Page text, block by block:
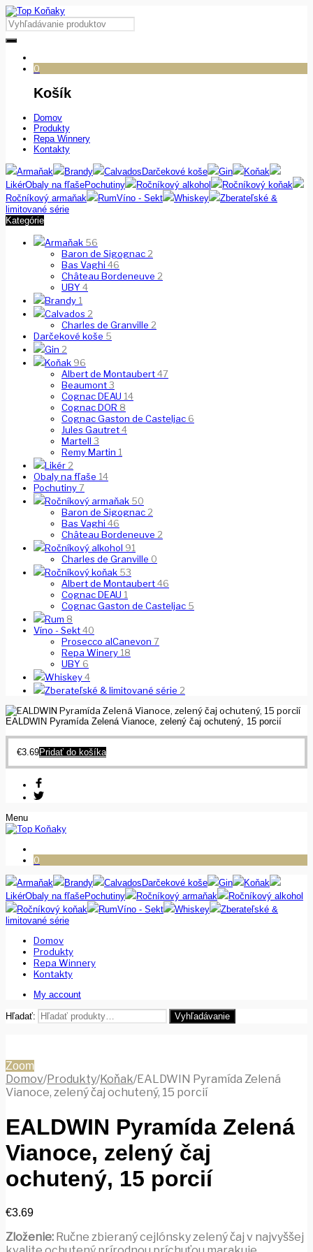
0
Košík
Domov
Produkty
Repa Winnery
Kontakty
Armaňak Brandy Calvados Darčekové koše Gin
Koňak
LikérObaly na fľašePochutiny Ročníkový alkohol
Ročníkový koňak
Ročníkový armaňak
RumVíno - Sekt Whiskey
Zberateľské &
limitované série
Kategórie
Armaňak 56
Baron de Sigognac2
Bas Vaghi 46
Château Bordeneuve 2
UBY 4
Brandy 1
Calvados 2
Charles de Granville 2
Darčekové koše 5
Gin 2
Koňak 96
Albert de Montaubert47
Beaumont3
Cognac DEAU 14
Cognac DOR 8
Cognac Gaston de Casteljac 6
Jules Gautret4
Martell 3
Remy Martin 1
Likér2
Obaly na fľaše 14
Pochutiny7
Ročníkový armaňak 50
Baron de Sigognac2
Bas Vaghi 46
Château Bordeneuve 2
Ročníkový alkohol 91
Charles de Granville 0
Ročníkový koňak 53
Albert de Montaubert46
Cognac DEAU 1
Cognac Gaston de Casteljac 5
Rum 8
Víno - Sekt40
Prosecco alCanevon 7
Repa Winery 18
UBY 6
Whiskey4
Zberateľské & limitované série 2
EALDWIN Pyramída Zelená Vianoce, zelený čaj ochutený, 15 porcií
€3.69Pridať do košíka
Menu
0
Armaňak Brandy Calvados Darčekové koše Gin
Koňak
LikérObaly na fľašePochutiny Ročníkový armaňak
Ročníkový alkohol
Ročníkový koňak
RumVíno - Sekt Whiskey
Zberateľské &
limitované série
Domov
Produkty
Repa Winnery
Kontakty
My account
Hľadať: Vyhľadávanie
Zoom
Domov/Produkty/Koňak/EALDWIN Pyramída Zelená
Vianoce, zelený čaj ochutený, 15 porcií
EALDWIN Pyramída Zelená
Vianoce, zelený čaj
ochutený, 15 porcií
€3.69
Zloženie: Ručne zbieraný cejlónsky zelený čaj v najvyššej